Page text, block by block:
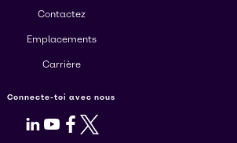
Contactez
Emplacements
Carrière
Connecte-toi avec nous
LinkedIn
Youtube
Facebook
X